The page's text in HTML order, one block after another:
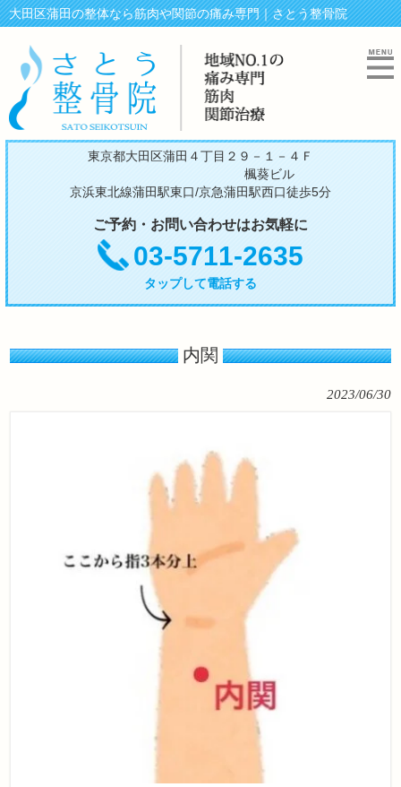
大田区蒲田の整体なら筋肉や関節の痛み専門｜さとう整骨院
東京都大田区蒲田４丁目２９－１－４Ｆ
楓葵ビル
京浜東北線蒲田駅東口/京急蒲田駅西口徒歩5分
ご予約・お問い合わせはお気軽に
03-5711-2635
タップして電話する
内関
2023/06/30